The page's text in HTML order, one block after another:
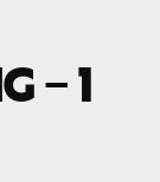
– 1